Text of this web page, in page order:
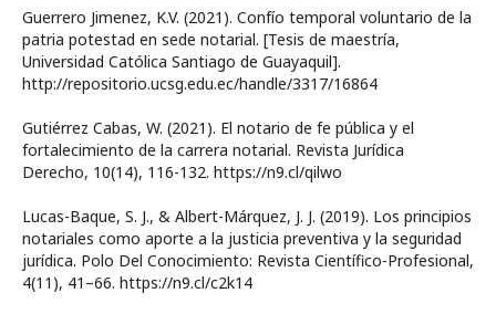
Guerrero Jimenez, K.V. (2021). Confío temporal voluntario de la
patria potestad en sede notarial. [Tesis de maestría,
Universidad Católica Santiago de Guayaquil].
http://repositorio.ucsg.edu.ec/handle/3317/16864
Gutiérrez Cabas, W. (2021). El notario de fe pública y el
fortalecimiento de la carrera notarial. Revista Jurídica
Derecho, 10(14), 116-132. https://n9.cl/qilwo
Lucas-Baque, S. J., & Albert-Márquez, J. J. (2019). Los principios
notariales como aporte a la justicia preventiva y la seguridad
jurídica. Polo Del Conocimiento: Revista Científico-Profesional,
4(11), 41–66. https://n9.cl/c2k14